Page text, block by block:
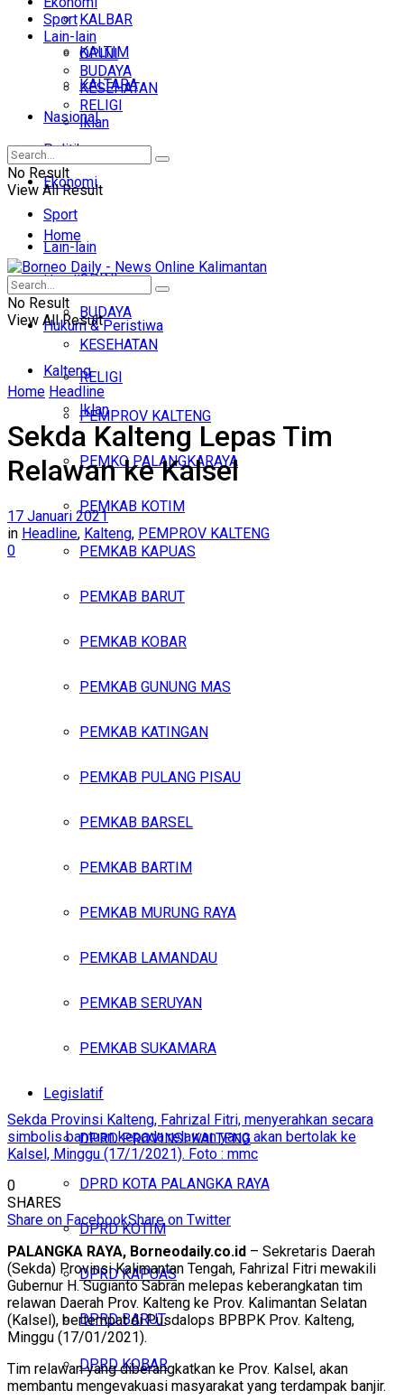
KALBAR
KALTIM
KALTARA
Nasional
Politik
Ekonomi
Sport
Lain-lain
OPINI
BUDAYA
KESEHATAN
RELIGI
Iklan
Minggu, Agustus 9, 2026
Sport
Lain-lain
OPINI
BUDAYA
KESEHATAN
RELIGI
Iklan
No Result
View All Result
Home
Headline
Hukum & Peristiwa
Kalteng
PEMPROV KALTENG
PEMKO PALANGKARAYA
PEMKAB KOTIM
PEMKAB KAPUAS
PEMKAB BARUT
PEMKAB KOBAR
PEMKAB GUNUNG MAS
PEMKAB KATINGAN
PEMKAB PULANG PISAU
PEMKAB BARSEL
PEMKAB BARTIM
PEMKAB MURUNG RAYA
PEMKAB LAMANDAU
PEMKAB SERUYAN
PEMKAB SUKAMARA
Legislatif
DPRD PROVINSI KALTENG
DPRD KOTA PALANGKA RAYA
DPRD KOTIM
DPRD KAPUAS
DPRD BARUT
DPRD KOBAR
No Result
View All Result
Home Headline
Sekda Kalteng Lepas Tim
Relawan ke Kalsel
17 Januari 2021
in Headline, Kalteng, PEMPROV KALTENG
0
Sekda Provinsi Kalteng, Fahrizal Fitri, menyerahkan secara
simbolis bantuan kepada relawan yang akan bertolak ke
Kalsel, Minggu (17/1/2021). Foto : mmc
0
SHARES
Share on FacebookShare on Twitter
PALANGKA RAYA, Borneodaily.co.id – Sekretaris Daerah
(Sekda) Provinsi Kalimantan Tengah, Fahrizal Fitri mewakili
Gubernur H. Sugianto Sabran melepas keberangkatan tim
relawan Daerah Prov. Kalteng ke Prov. Kalimantan Selatan
(Kalsel), bertempat di Pusdalops BPBPK Prov. Kalteng,
Minggu (17/01/2021).
Tim relawan yang diberangkatkan ke Prov. Kalsel, akan
membantu mengevakuasi masyarakat yang terdampak banjir.